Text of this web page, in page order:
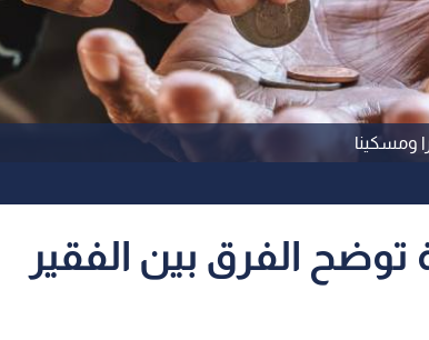
ومسكينا
توضح الفرق بين الفقير